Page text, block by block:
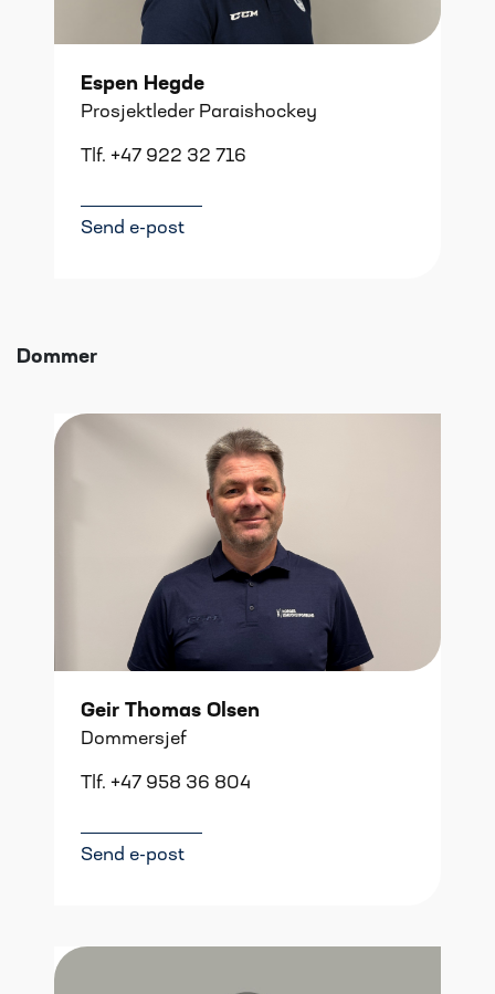
Espen Hegde
Prosjektleder Paraishockey
Tlf. +47 922 32 716
Send e-post
Dommer
Geir Thomas Olsen
Dommersjef
Tlf. +47 958 36 804
Send e-post